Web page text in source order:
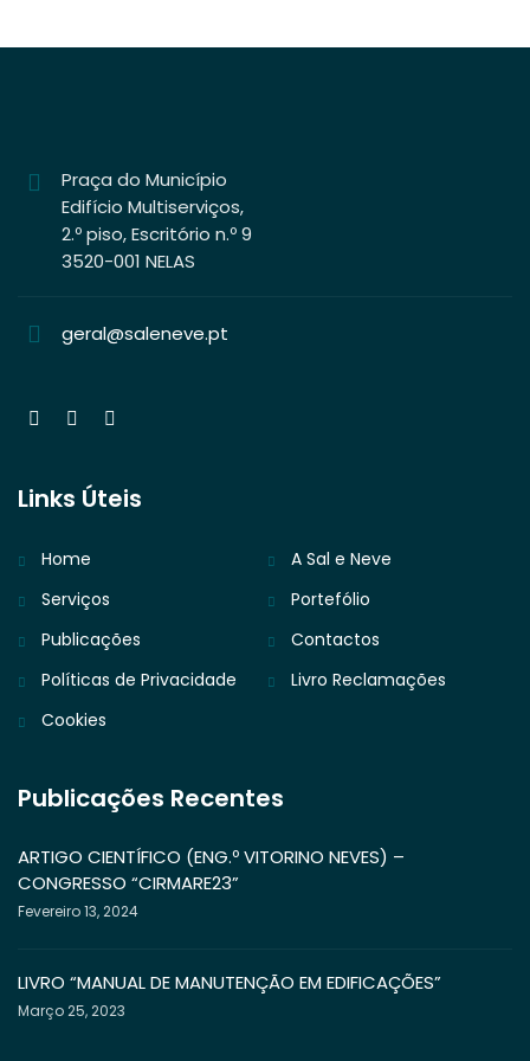
Praça do Município
Edifício Multiserviços,
2.º piso, Escritório n.º 9
3520-001 NELAS
geral@saleneve.pt
Links Úteis
Home
A Sal e Neve
Serviços
Portefólio
Publicações
Contactos
Políticas de Privacidade
Livro Reclamações
Cookies
Publicações Recentes
ARTIGO CIENTÍFICO (ENG.º VITORINO NEVES) –
CONGRESSO “CIRMARE23”
Fevereiro 13, 2024
LIVRO “MANUAL DE MANUTENÇÃO EM EDIFICAÇÕES”
Março 25, 2023